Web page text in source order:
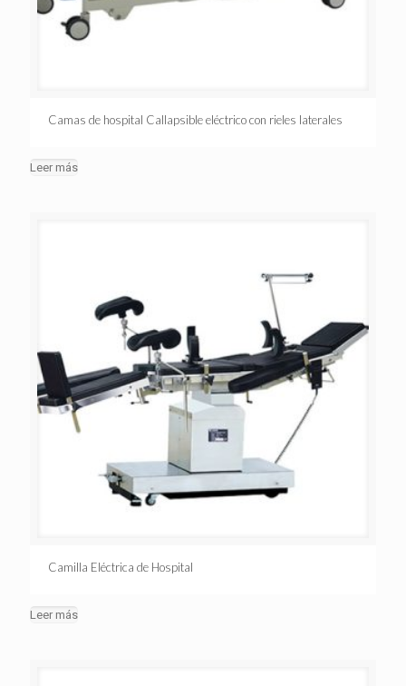
Camas de hospital Callapsible eléctrico con rieles laterales
Leer más
Camilla Eléctrica de Hospital
Leer más